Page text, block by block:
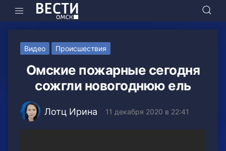
Видео Происшествия
Омские пожарные сегодня
сожгли новогоднюю ель
Лотц Ирина 11 декабря 2020 в 22:41